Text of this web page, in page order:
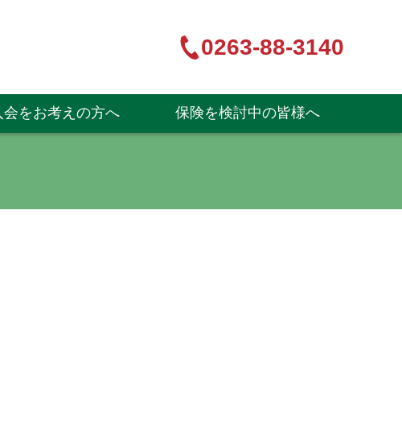
0263-88-3140
会をお考えの方へ 保険を検討中の皆様へ